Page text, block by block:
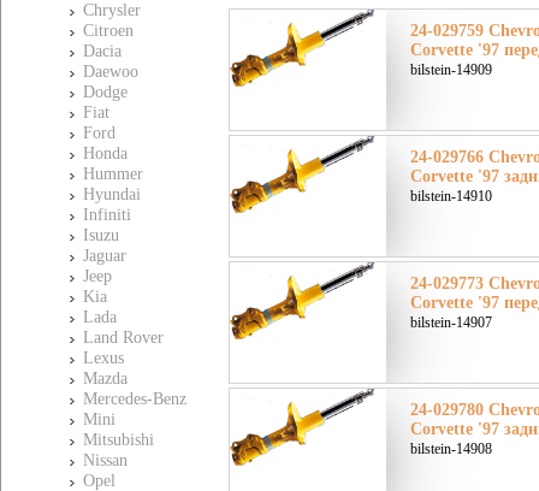
Chrysler
Citroen
Dacia
Daewoo
Dodge
Fiat
Ford
Honda
Hummer
Hyundai
Infiniti
Isuzu
Jaguar
Jeep
Kia
Lada
Land Rover
Lexus
Mazda
Mercedes-Benz
Mini
Mitsubishi
Nissan
Opel
24-029759
Corvette '97
bilstein-14909
24-029766
Corvette '97
bilstein-14910
24-029773
Corvette '97
bilstein-14907
24-029780
Corvette '97
bilstein-14908